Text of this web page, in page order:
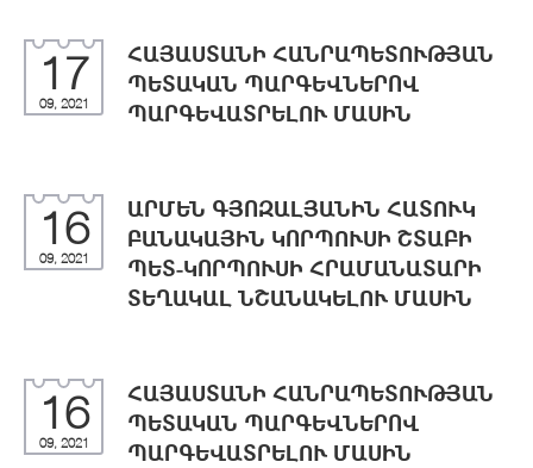
17
09, 2021
ՀԱՅԱՍՏԱՆԻ ՀԱՆՐԱՊԵՏՈՒԹՅԱՆ
ՊԵՏԱԿԱՆ ՊԱՐԳԵՎՆԵՐՈՎ
ՊԱՐԳԵՎԱՏՐԵԼՈՒ ՄԱՍԻՆ
16
09, 2021
ԱՐՄԵՆ ԳՅՈԶԱԼՅԱՆԻՆ ՀԱՏՈՒԿ
ԲԱՆԱԿԱՅԻՆ ԿՈՐՊՈՒՍԻ ՇՏԱԲԻ
ՊԵՏ-ԿՈՐՊՈՒՍԻ ՀՐԱՄԱՆԱՏԱՐԻ
ՏԵՂԱԿԱԼ ՆՇԱՆԱԿԵԼՈՒ ՄԱՍԻՆ
16
09, 2021
ՀԱՅԱՍՏԱՆԻ ՀԱՆՐԱՊԵՏՈՒԹՅԱՆ
ՊԵՏԱԿԱՆ ՊԱՐԳԵՎՆԵՐՈՎ
ՊԱՐԳԵՎԱՏՐԵԼՈՒ ՄԱՍԻՆ